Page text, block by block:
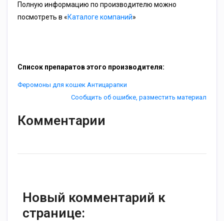
Полную информацию по производителю можно
посмотреть в «Каталоге компаний»
Список препаратов этого производителя:
Феромоны для кошек Антицарапки
Сообщить об ошибке, разместить материал
Комментарии
Новый комментарий к
странице: